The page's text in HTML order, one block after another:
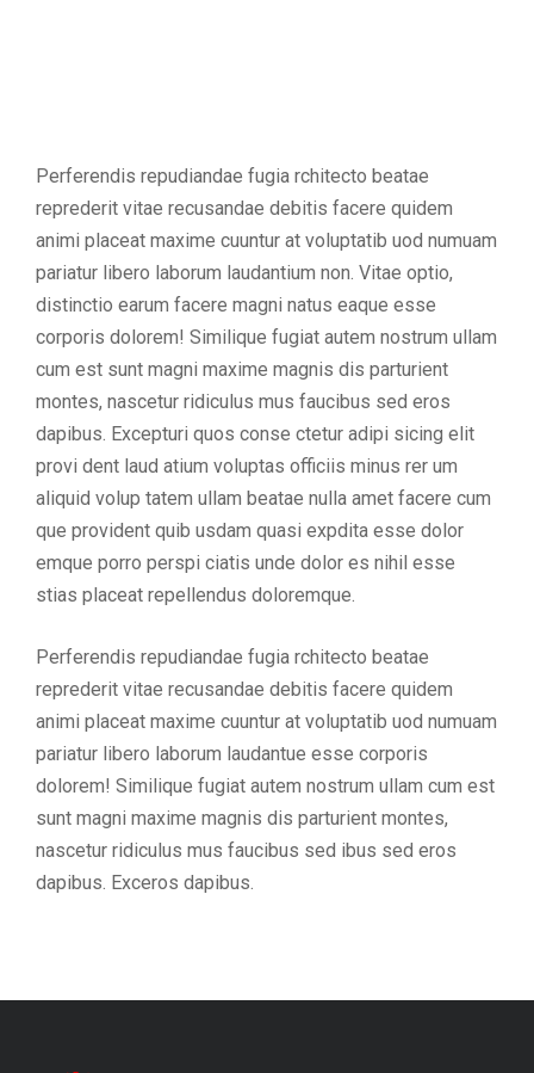
Perferendis repudiandae fugia rchitecto beatae
reprederit vitae recusandae debitis facere quidem
animi placeat maxime cuuntur at voluptatib uod numuam
pariatur libero laborum laudantium non. Vitae optio,
distinctio earum facere magni natus eaque esse
corporis dolorem! Similique fugiat autem nostrum ullam
cum est sunt magni maxime magnis dis parturient
montes, nascetur ridiculus mus faucibus sed eros
dapibus. Excepturi quos conse ctetur adipi sicing elit
provi dent laud atium voluptas officiis minus rer um
aliquid volup tatem ullam beatae nulla amet facere cum
que provident quib usdam quasi expdita esse dolor
emque porro perspi ciatis unde dolor es nihil esse
stias placeat repellendus doloremque.
Perferendis repudiandae fugia rchitecto beatae
reprederit vitae recusandae debitis facere quidem
animi placeat maxime cuuntur at voluptatib uod numuam
pariatur libero laborum laudantue esse corporis
dolorem! Similique fugiat autem nostrum ullam cum est
sunt magni maxime magnis dis parturient montes,
nascetur ridiculus mus faucibus sed ibus sed eros
dapibus. Exceros dapibus.